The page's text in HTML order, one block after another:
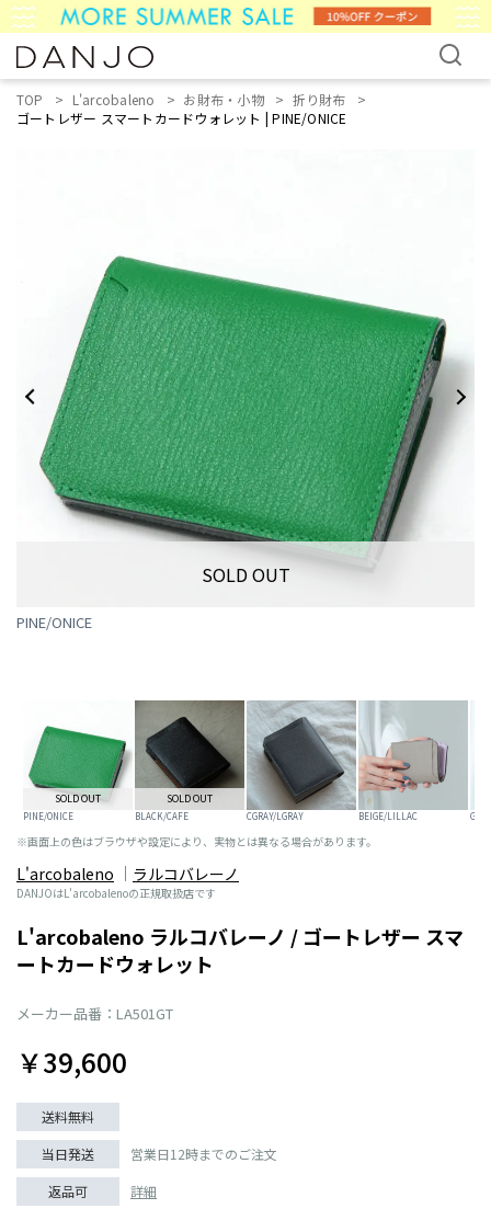
TOP L'arcobaleno お財布・小物
折り財布
ゴートレザー スマートカードウォレット | PINE/ONICE
SOLD OUT
PINE/ONICE
SOLD OUT
PINE/ONICE
SOLD OUT
BLACK/CAFE CGRAY/LGRAY BEIGE/LILLAC
※画面上の色はブラウザや設定により、実物とは異なる場合があります。
L'arcobaleno ラルコバレーノ
DANJOはL'arcobalenoの正規取扱店です
L'arcobaleno ラルコバレーノ / ゴートレザー スマ
ートカードウォレット
メーカー品番：LA501GT
￥39,600
送料無料
当日発送
営業日12時までのご注文
返品可
詳細